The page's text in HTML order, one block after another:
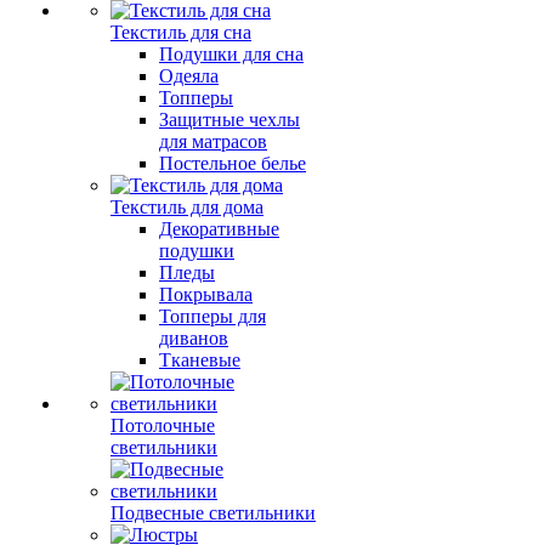
Текстиль для сна
Подушки для сна
Одеяла
Топперы
Защитные чехлы
для матрасов
Постельное белье
Текстиль для дома
Декоративные
подушки
Пледы
Покрывала
Топперы для
диванов
Тканевые
Потолочные
светильники
Подвесные светильники